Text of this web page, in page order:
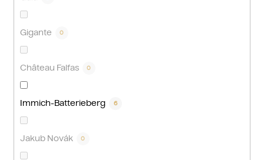
Gigante 0
Château Falfas 0
Immich-Batterieberg 6
Jakub Novák 0